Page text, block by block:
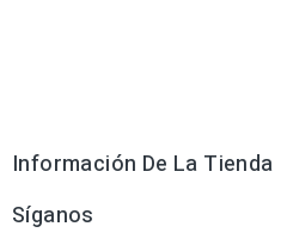
Información De La Tienda
Síganos